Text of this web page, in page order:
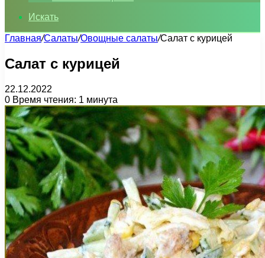
Искать
Главная/Салаты/Овощные салаты/Салат с курицей
Салат с курицей
22.12.2022
0 Время чтения: 1 минута